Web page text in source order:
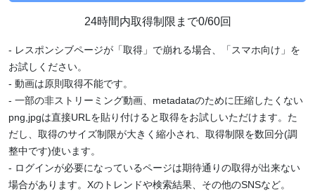
24時間内取得制限まで0/60回
- レスポンシブページが「取得」で崩れる場合、「スマホ向け」を
お試しください。
- 動画は原則取得不能です。
- 一部の非ストリーミング動画、metadataのために圧縮したくない
png,jpgは直接URLを貼り付けると取得をお試しいただけます。た
だし、取得のサイズ制限が大きく縮小され、取得制限を数回分(調
整中です)使います。
- ログインが必要になっているページは期待通りの取得が出来ない
場合があります。Xのトレンドや検索結果、その他のSNSなど。